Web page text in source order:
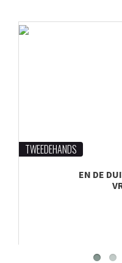
TWEEDEHANDS
EN DE